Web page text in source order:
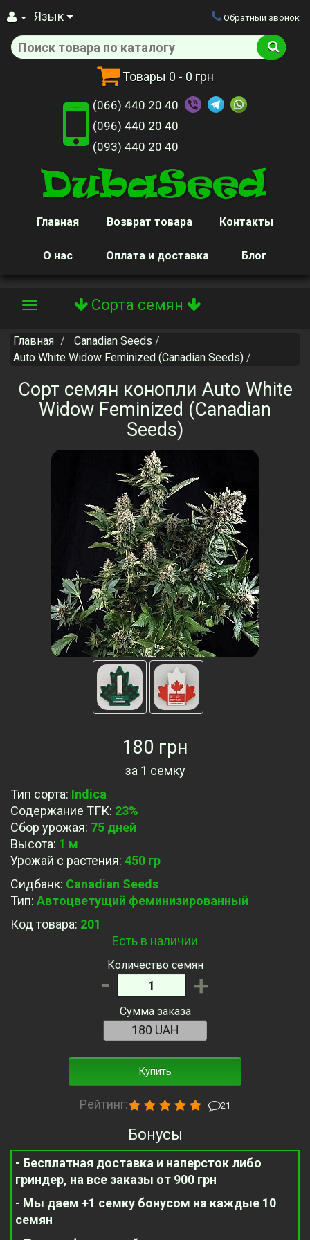
Язык
Товары 0 - 0 грн
Обратный звонок
(066) 440 20 40
(096) 440 20 40
(093) 440 20 40
Главная Возврат товара Контакты
О нас Оплата и доставка Блог
Сорта семян
Toggle
Главная
Canadian Seeds
Auto White Widow Feminized (Canadian Seeds)
Сорт семян конопли Auto White
Widow Feminized (Canadian
Seeds)
180 грн
за 1 семку
Тип сорта: Indica
Содержание ТГК: 23%
Сбор урожая: 75 дней
Высота: 1 м
Урожай с растения: 450 гр
Сидбанк: Canadian Seeds
Тип: Автоцветущий феминизированный
Код товара: 201
Есть в наличии
Количество семян
- +
Сумма заказа
Купить
Рейтинг: 21
Бонусы
- Бесплатная доставка и наперсток либо
гриндер, на все заказы от 900 грн
- Мы даем +1 семку бонусом на каждые 10
семян